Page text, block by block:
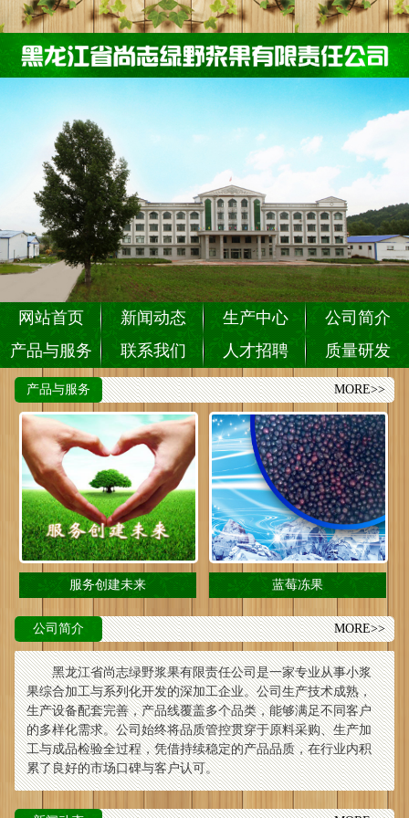
网站首页 新闻动态 生产中心
公司简介
产品与服务
联系我们 人才招聘 质量研发
产品与服务 MORE>>
服务创建未来 蓝莓冻果
公司简介 MORE>>
黑龙江省尚志绿野浆果有限责任公司是一家专业从事小浆
果综合加工与系列化开发的深加工企业。公司生产技术成熟，
生产设备配套完善，产品线覆盖多个品类，能够满足不同客户
的多样化需求。公司始终将品质管控贯穿于原料采购、生产加
工与成品检验全过程，凭借持续稳定的产品品质，在行业内积
累了良好的市场口碑与客户认可。